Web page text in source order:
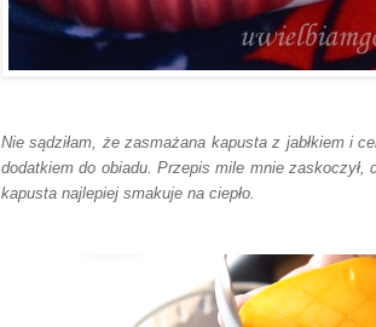
Nie sądziłam, że zasmażana kapusta z jabłkiem i
dodatkiem do obiadu. Przepis mile mnie zaskoczył,
kapusta najlepiej smakuje na ciepło.